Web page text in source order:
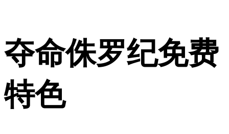
夺命侏罗纪免费
特色